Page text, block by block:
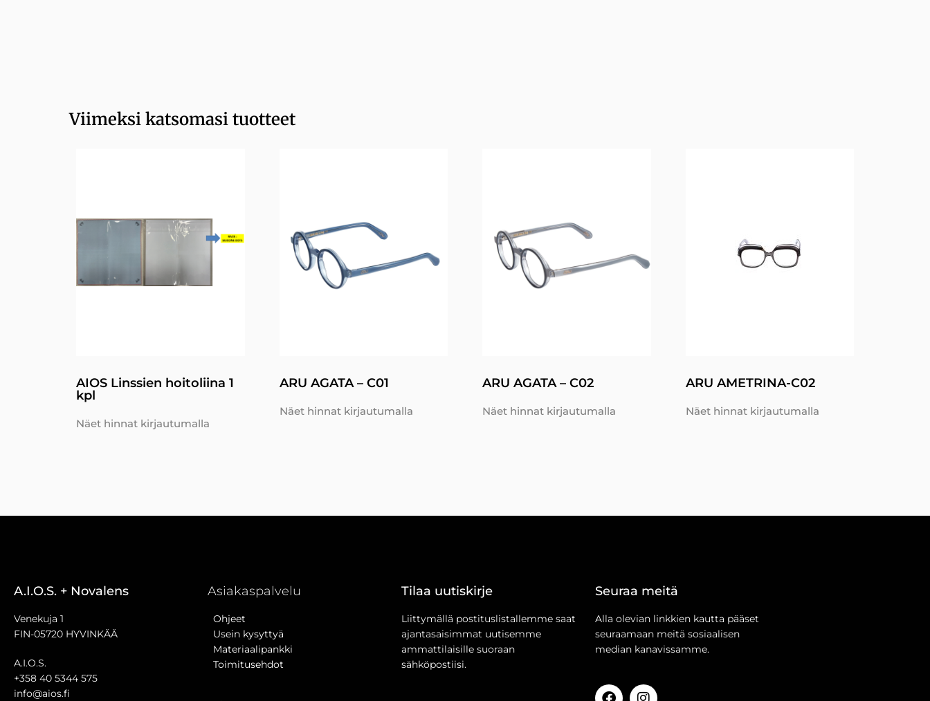
Viimeksi katsomasi tuotteet
AIOS Linssien hoitoliina 1
kpl
Näet hinnat kirjautumalla
ARU AGATA – C01
Näet hinnat kirjautumalla
ARU AGATA – C02
Näet hinnat kirjautumalla
ARU AMETRINA-C02
Näet hinnat kirjautumalla
A.I.O.S. + Novalens
Venekuja 1
FIN-05720 HYVINKÄÄ
A.I.O.S.
+358 40 5344 575
info@aios.fi
Asiakaspalvelu
Ohjeet
Usein kysyttyä
Materiaalipankki
Toimitusehdot
Tilaa uutiskirje
Liittymällä postituslistallemme saat
ajantasaisimmat uutisemme
ammattilaisille suoraan
sähköpostiisi.
Seuraa meitä
Alla olevian linkkien kautta pääset
seuraamaan meitä sosiaalisen
median kanavissamme.